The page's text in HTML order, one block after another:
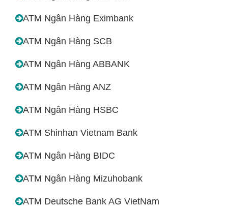
ATM Ngân Hàng Eximbank
ATM Ngân Hàng SCB
ATM Ngân Hàng ABBANK
ATM Ngân Hàng ANZ
ATM Ngân Hàng HSBC
ATM Shinhan Vietnam Bank
ATM Ngân Hàng BIDC
ATM Ngân Hàng Mizuhobank
ATM Deutsche Bank AG VietNam